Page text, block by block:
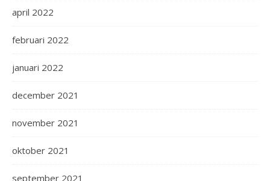
april 2022
februari 2022
januari 2022
december 2021
november 2021
oktober 2021
september 2021